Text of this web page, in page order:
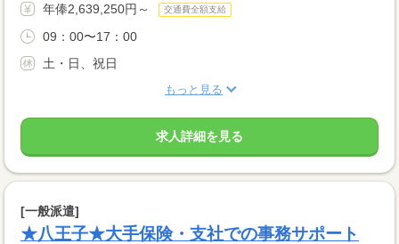
年俸2,639,250円～ 交通費全額支給
09：00〜17：00
土・日、祝日
もっと見る
求人詳細を見る
[一般派遣]
★八王子★大手保険・支社での事務サポート